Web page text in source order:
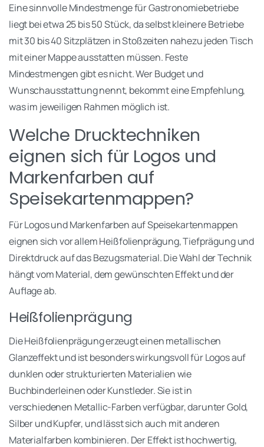
Eine sinnvolle Mindestmenge für Gastronomiebetriebe
liegt bei etwa 25 bis 50 Stück, da selbst kleinere Betriebe
mit 30 bis 40 Sitzplätzen in Stoßzeiten nahezu jeden Tisch
mit einer Mappe ausstatten müssen. Feste
Mindestmengen gibt es nicht. Wer Budget und
Wunschausstattung nennt, bekommt eine Empfehlung,
was im jeweiligen Rahmen möglich ist.
Welche Drucktechniken
eignen sich für Logos und
Markenfarben auf
Speisekartenmappen?
Für Logos und Markenfarben auf Speisekartenmappen
eignen sich vor allem Heißfolienprägung, Tiefprägung und
Direktdruck auf das Bezugsmaterial. Die Wahl der Technik
hängt vom Material, dem gewünschten Effekt und der
Auflage ab.
Heißfolienprägung
Die Heißfolienprägung erzeugt einen metallischen
Glanzeffekt und ist besonders wirkungsvoll für Logos auf
dunklen oder strukturierten Materialien wie
Buchbinderleinen oder Kunstleder. Sie ist in
verschiedenen Metallic-Farben verfügbar, darunter Gold,
Silber und Kupfer, und lässt sich auch mit anderen
Materialfarben kombinieren. Der Effekt ist hochwertig,